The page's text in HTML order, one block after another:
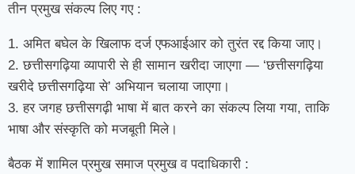
तीन प्रमुख संकल्प लिए गए :
1. अमित बघेल के खिलाफ दर्ज एफआईआर को तुरंत रद्द किया जाए।
2. छत्तीसगढ़िया व्यापारी से ही सामान खरीदा जाएगा — ‘छत्तीसगढ़िया
खरीदे छत्तीसगढ़िया से’ अभियान चलाया जाएगा।
3. हर जगह छत्तीसगढ़ी भाषा में बात करने का संकल्प लिया गया, ताकि
भाषा और संस्कृति को मजबूती मिले।
बैठक में शामिल प्रमुख समाज प्रमुख व पदाधिकारी :